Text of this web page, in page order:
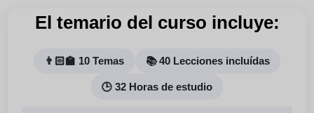
El temario del curso incluye:
👨🏻‍🏫 10 Temas 📚 40 Lecciones incluídas
🕒 32 Horas de estudio